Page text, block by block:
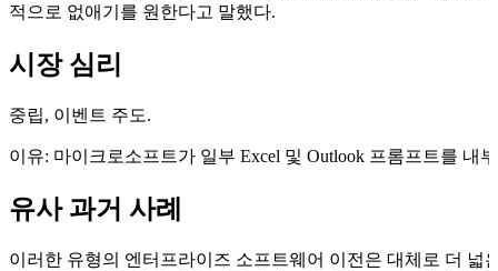
적으로 없애기를 원한다고 말했다.
시장 심리
중립, 이벤트 주도.
이유: 마이크로소프트가 일부 Excel 및 Outlook 프롬프트를
유사 과거 사례
이러한 유형의 엔터프라이즈 소프트웨어 이전은 대체로 더